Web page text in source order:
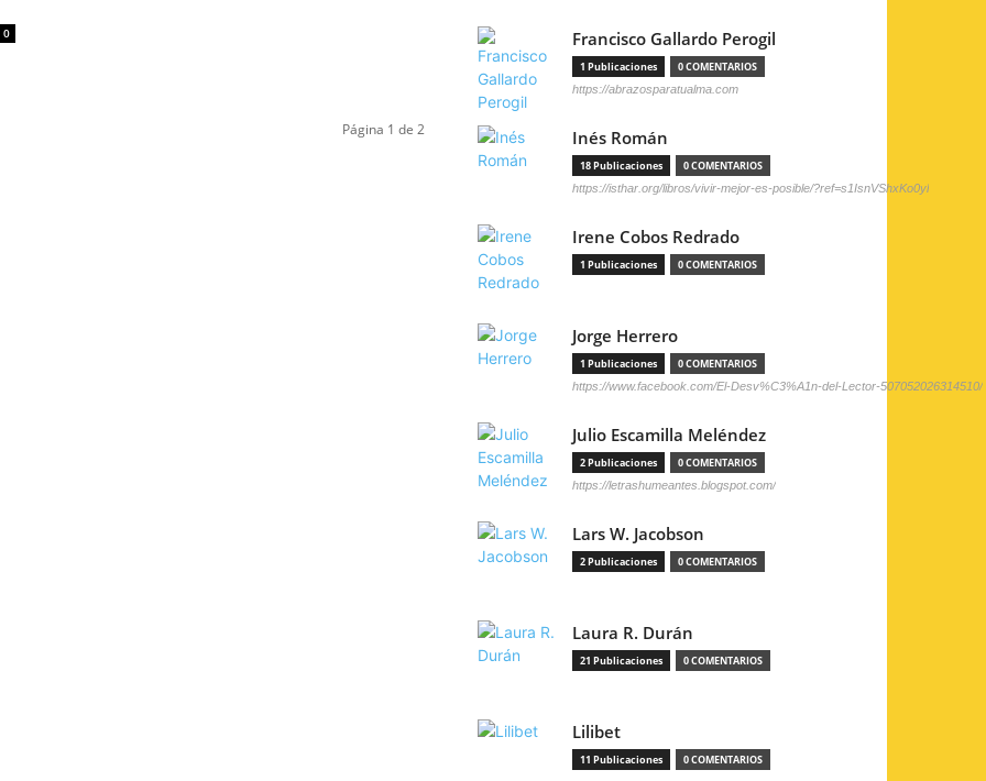
0
Página 1 de 2
Francisco Gallardo Perogil
1 Publicaciones 0 COMENTARIOS
https://abrazosparatualma.com
Inés Román
18 Publicaciones 0 COMENTARIOS
https://isthar.org/libros/vivir-mejor-es-posible/?ref=s1IsnVShxKo0yl
Irene Cobos Redrado
1 Publicaciones 0 COMENTARIOS
Jorge Herrero
1 Publicaciones 0 COMENTARIOS
https://www.facebook.com/El-Desv%C3%A1n-del-Lector-507052026314510/
Julio Escamilla Meléndez
2 Publicaciones 0 COMENTARIOS
https://letrashumeantes.blogspot.com/
Lars W. Jacobson
2 Publicaciones 0 COMENTARIOS
Laura R. Durán
21 Publicaciones 0 COMENTARIOS
Lilibet
11 Publicaciones 0 COMENTARIOS